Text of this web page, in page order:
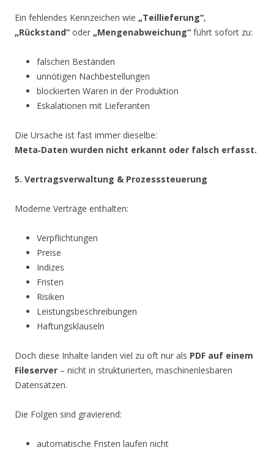
Ein fehlendes Kennzeichen wie „Teillieferung“,
„Rückstand“ oder „Mengenabweichung“ führt sofort zu:
falschen Beständen
unnötigen Nachbestellungen
blockierten Waren in der Produktion
Eskalationen mit Lieferanten
Die Ursache ist fast immer dieselbe:
Meta‑Daten wurden nicht erkannt oder falsch erfasst.
5. Vertragsverwaltung & Prozesssteuerung
Moderne Verträge enthalten:
Verpflichtungen
Preise
Indizes
Fristen
Risiken
Leistungsbeschreibungen
Haftungsklauseln
Doch diese Inhalte landen viel zu oft nur als PDF auf einem
Fileserver – nicht in strukturierten, maschinenlesbaren
Datensätzen.
Die Folgen sind gravierend:
automatische Fristen laufen nicht